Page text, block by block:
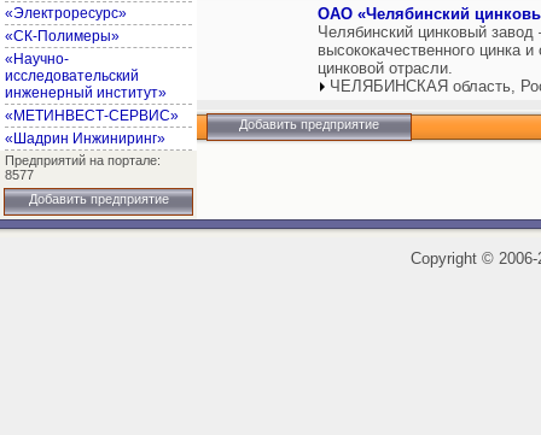
«Электроресурс»
«СК-Полимеры»
«Научно-
исследовательский
инженерный институт»
«МЕТИНВЕСТ-СЕРВИС»
«Шадрин Инжиниринг»
Предприятий на портале:
8577
Добавить предприятие
ОАО «Челябинский
Челябинский цинковый
высококачественного цинка
цинковой отрасли.
ЧЕЛЯБИНСКАЯ область,
Добавить предприятие
Copyright ©